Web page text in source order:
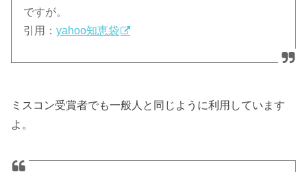
ですが。
引用：yahoo知恵袋
ミスコン受賞者でも一般人と同じように利用しています
よ。